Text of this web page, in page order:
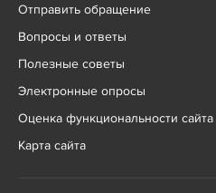
Отправить обращение
Вопросы и ответы
Полезные советы
Электронные опросы
Оценка функциональности сайта
Карта сайта